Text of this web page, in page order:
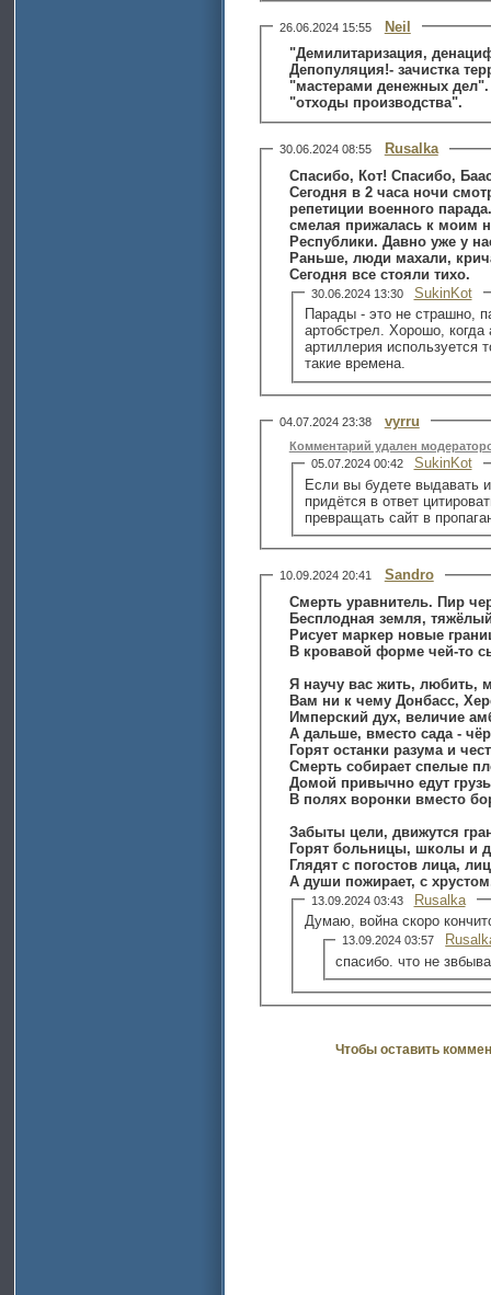
26.06.2024 15:55
Neil
"Демилитаризация,
Депопуляция!- зачистка территории! Под новое заселение
"мастерами денежных
"отходы производства".
30.06.2024 08:55
Rusalka
Спасибо, Кот! Спасибо,
Сегодня в 2 часа ночи
репетиции военного
смелая прижалась к моим
Республики. Давно уже у
Раньше, люди махали,
Сегодня все стояли тихо.
30.06.2024 13:30
SukinKot
Парады - это не страшно,
артобстрел. Хорошо,
артиллерия используется
такие времена.
04.07.2024 23:38 vyrru
Комментарий удален
05.07.2024 00:42
SukinKot
Если вы будете выдавать
придётся в ответ
превращать сайт в
10.09.2024 20:41
Sandro
Смерть уравнитель. Пир
Бесплодная земля,
Рисует маркер новые
В кровавой форме чей-то
Я научу вас жить, любить,
Вам ни к чему Донбасс,
Имперский дух, величие
А дальше, вместо сада -
Горят останки разума и
Смерть собирает спелые
Домой привычно едут
В полях воронки вместо
Забыты цели, движутся
Горят больницы, школы и
Глядят с погостов лица,
13.09.2024 03:43
Rusalka
Думаю, война скоро
13.09.2024 03:57
спасибо. что не
Чтобы оставить